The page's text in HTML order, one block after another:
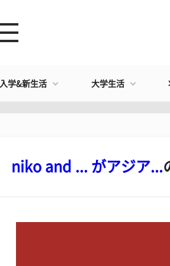
入学&新生活 大学生活
niko and ... がアジア...